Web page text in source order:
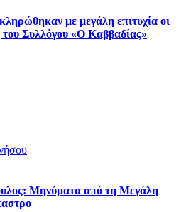
με μεγάλη επιτυχία οι
του Συλλόγου «Ο Καββαδίας»
Μηνύματα από τη Μεγάλη